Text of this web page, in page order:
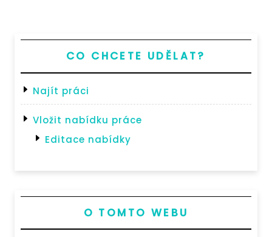
CO CHCETE UDĚLAT?
Najít práci
Vložit nabídku práce
Editace nabídky
O TOMTO WEBU